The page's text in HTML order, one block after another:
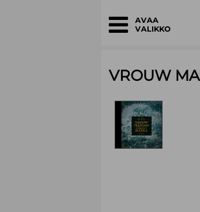
AVAA
VALIKKO
VROUW